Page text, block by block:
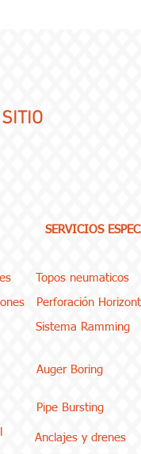
SERVICIOS
Topos neumaticos
Perforación
Sistema Ramming
Auger Boring
Pipe Bursting
Anclajes y drenes